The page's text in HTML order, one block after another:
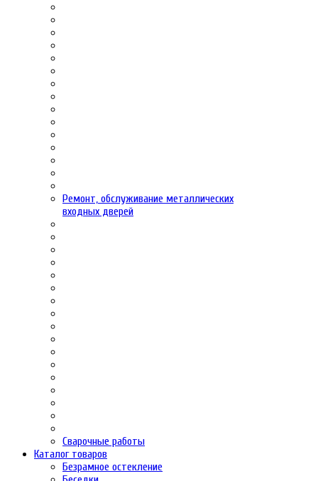
Ремонт, обслуживание металлических
входных дверей
Сварочные работы
Каталог товаров
Безрамное остекление